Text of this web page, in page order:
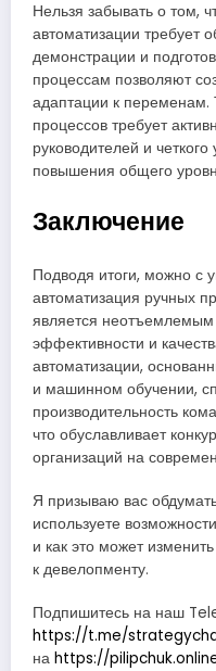
Нельзя забывать о том,
автоматизации требует
демонстрации и
процессам позволяют
адаптации к
процессов требует
руководителей и
повышения общего
Заключение
Подводя итоги, можно с
автоматизация ручных
является
эффективности и
автоматизации,
и машинном обучении,
производительность
что обуславливает
организаций на
Я призываю вас
используете
и как это может
к девелопменту.
Подпишитесь на наш
https://t.me/
на https://